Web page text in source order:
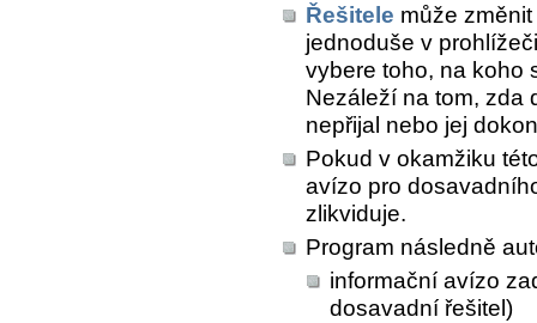
Řešitele může
jednoduše v
vybere toho, na koho
Nezáleží na tom, zda
nepřijal nebo jej
Pokud v okamžiku
avízo pro
zlikviduje.
Program následně
informační avízo
dosavadní řešitel)